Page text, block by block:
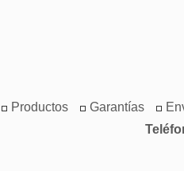
Productos Garantías